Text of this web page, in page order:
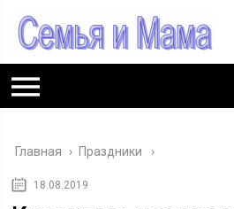
Главная › Праздники
18.08.2019